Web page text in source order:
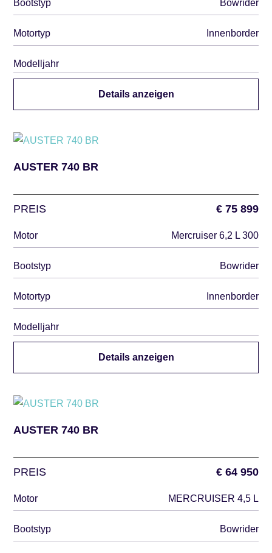
Bootstyp Bowrider
Motortyp Innenborder
Modelljahr
Details anzeigen
AUSTER 740 BR
PREIS € 75 899
Motor Mercruiser 6,2 L 300
Bootstyp Bowrider
Motortyp Innenborder
Modelljahr
Details anzeigen
AUSTER 740 BR
PREIS € 64 950
Motor MERCRUISER 4,5 L
Bootstyp Bowrider